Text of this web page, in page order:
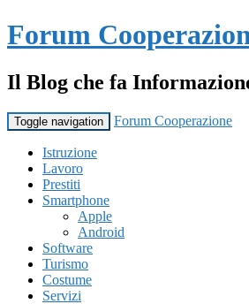
Forum
Il Blog che fa
Toggle navigation Forum Cooperazione
Istruzione
Lavoro
Prestiti
Smartphone
Apple
Android
Software
Turismo
Costume
Servizi